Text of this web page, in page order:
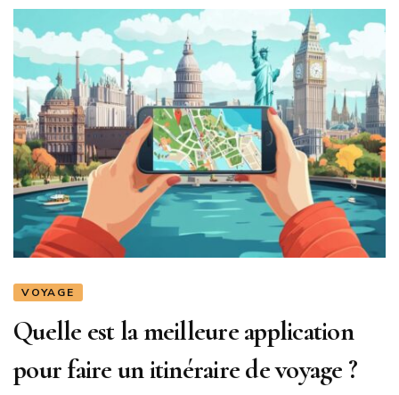
VOYAGE
Quelle est la meilleure application
pour faire un itinéraire de voyage ?